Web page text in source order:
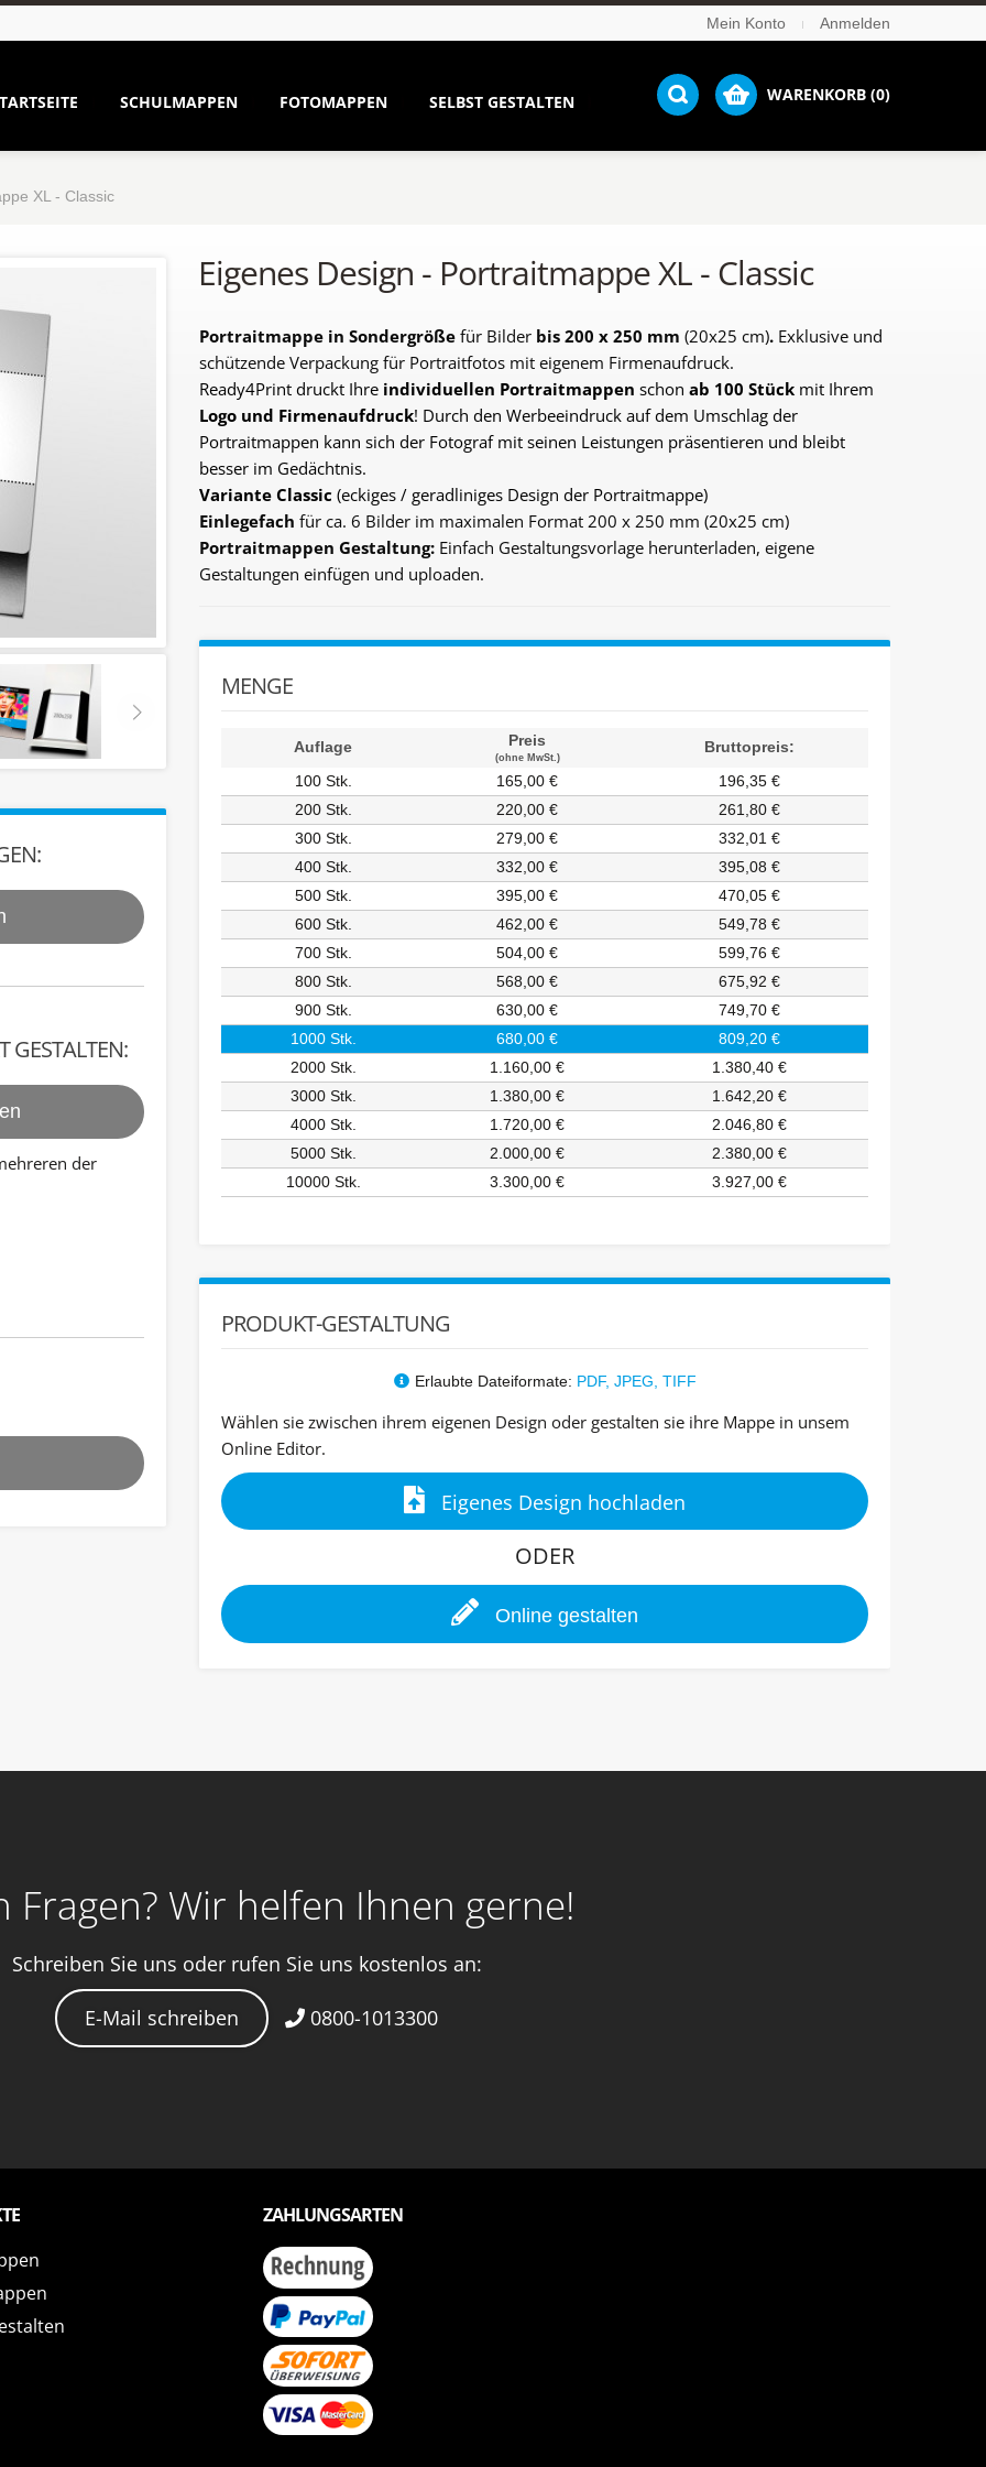
Mein Konto Anmelden
SCHULMAPPEN FOTOMAPPEN SELBST GESTALTEN WARENKORB (0)
XL - Classic
GESTALTEN:
der
Eigenes Design - Portraitmappe XL - Classic
Portraitmappe in Sondergröße für Bilder bis 200 x 250 mm (20x25 cm). Exklusive und
schützende Verpackung für Portraitfotos mit eigenem Firmenaufdruck.
Ready4Print druckt Ihre individuellen Portraitmappen schon ab 100 Stück mit Ihrem
Logo und Firmenaufdruck! Durch den Werbeeindruck auf dem Umschlag der
Portraitmappen kann sich der Fotograf mit seinen Leistungen präsentieren und bleibt
besser im Gedächtnis.
Variante Classic (eckiges / geradliniges Design der Portraitmappe)
Einlegefach für ca. 6 Bilder im maximalen Format 200 x 250 mm (20x25 cm)
Portraitmappen Gestaltung: Einfach Gestaltungsvorlage herunterladen, eigene
Gestaltungen einfügen und uploaden.
MENGE
Auflage Preis
(ohne MwSt.)
Bruttopreis:
100Stk. 165,00 €
196,35 €
200Stk. 220,00 €
261,80 €
300Stk. 279,00 €
332,01 €
400Stk. 332,00 €
395,08 €
500Stk. 395,00 €
470,05 €
600Stk. 462,00 €
549,78 €
700Stk. 504,00 €
599,76 €
800Stk. 568,00 €
675,92 €
900Stk. 630,00 €
749,70 €
1000Stk. 680,00 €
809,20 €
2000Stk. 1.160,00 €
1.380,40 €
3000Stk. 1.380,00 €
1.642,20 €
4000Stk. 1.720,00 €
2.046,80 €
5000Stk. 2.000,00 €
2.380,00 €
10000Stk. 3.300,00 € 3.927,00 €
PRODUKT-GESTALTUNG
Erlaubte Dateiformate: PDF, JPEG, TIFF
Eigenes Design hochladen
Online gestalten
Fragen? Wir helfen Ihnen gerne!
Schreiben Sie uns oder rufen Sie uns kostenlos an:
E-Mail schreiben 0800-1013300
ZAHLUNGSARTEN